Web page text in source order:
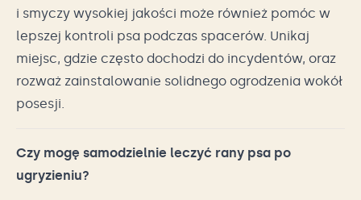
i smyczy wysokiej jakości może również pomóc w
lepszej kontroli psa podczas spacerów. Unikaj
miejsc, gdzie często dochodzi do incydentów, oraz
rozważ zainstalowanie solidnego ogrodzenia wokół
posesji.
Czy mogę samodzielnie leczyć rany psa po
ugryzieniu?